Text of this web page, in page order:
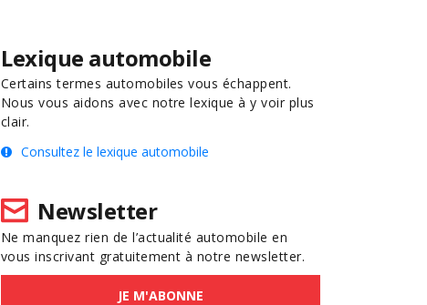
Lexique automobile
Certains termes automobiles vous échappent.
Nous vous aidons avec notre lexique à y voir plus
clair.
Consultez le lexique automobile
Newsletter
Ne manquez rien de l’actualité automobile en
vous inscrivant gratuitement à notre newsletter.
JE M'ABONNE